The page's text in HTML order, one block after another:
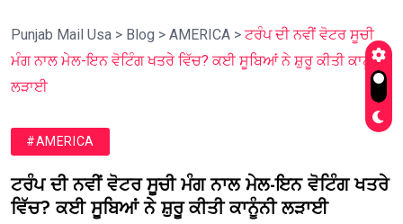
Punjab Mail Usa > Blog > AMERICA > ਟਰੰਪ ਦੀ ਨਵੀਂ ਵੋਟਰ ਸੂਚੀ
ਮੰਗ ਨਾਲ ਮੇਲ-ਇਨ ਵੋਟਿੰਗ ਖਤਰੇ ਵਿੱਚ? ਕਈ ਸੂਬਿਆਂ ਨੇ ਸ਼ੁਰੂ ਕੀਤੀ ਕਾਨੂੰਨੀ
ਲੜਾਈ
#AMERICA
ਟਰੰਪ ਦੀ ਨਵੀਂ ਵੋਟਰ ਸੂਚੀ ਮੰਗ ਨਾਲ ਮੇਲ-ਇਨ ਵੋਟਿੰਗ ਖਤਰੇ
ਵਿੱਚ? ਕਈ ਸੂਬਿਆਂ ਨੇ ਸ਼ੁਰੂ ਕੀਤੀ ਕਾਨੂੰਨੀ ਲੜਾਈ